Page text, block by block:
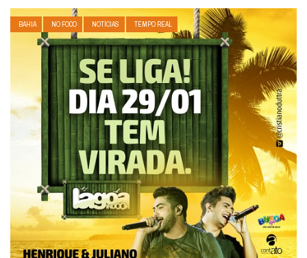
BAHIA NO FOCO NOTÍCIAS TEMPO REAL